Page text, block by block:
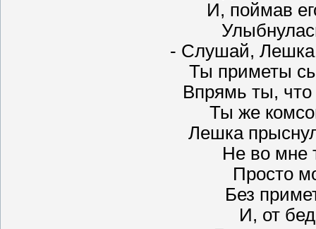
И, поймав
- Слушай,
Ты приметы
Впрямь ты,
Ты же
Лешка
Не во мне
Просто
Без
И, от